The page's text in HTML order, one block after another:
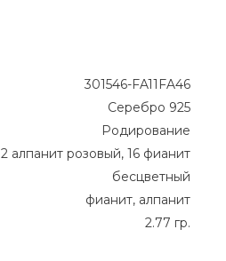
301546-FA11FA46
Серебро 925
Родирование
2 алпанит розовый, 16 фианит
бесцветный
фианит, алпанит
2.77 гр.